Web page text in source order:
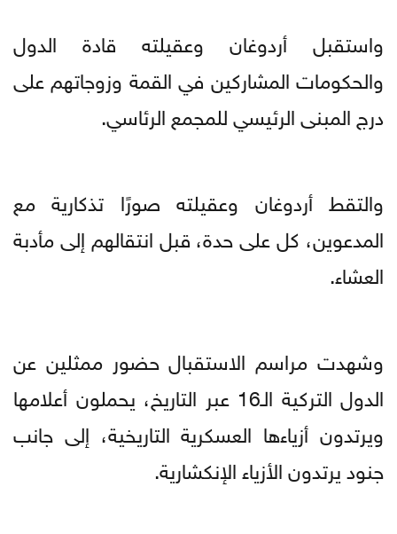
واستقبل أردوغان وعقيلته قادة الدول
والحكومات المشاركين في القمة وزوجاتهم على
درج المبنى الرئيسي للمجمع الرئاسي.
والتقط أردوغان وعقيلته صورًا تذكارية مع
المدعوين، كل على حدة، قبل انتقالهم إلى مأدبة
العشاء.
وشهدت مراسم الاستقبال حضور ممثلين عن
الدول التركية الـ16 عبر التاريخ، يحملون أعلامها
ويرتدون أزياءها العسكرية التاريخية، إلى جانب
جنود يرتدون الأزياء الإنكشارية.